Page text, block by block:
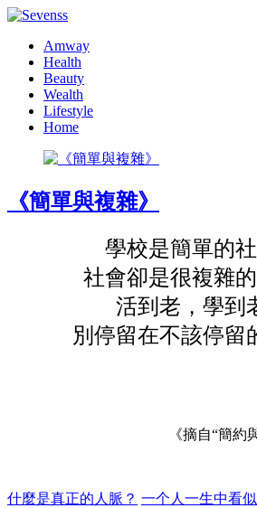
Amway
Health
Beauty
Wealth
Lifestyle
Home
《簡單與複雜》
學校是簡單的社
社會卻是很複雜的
活到老，學到
別停留在不該停留
《摘自“簡約
什麼是真正的人脈？ 一个人一生中看